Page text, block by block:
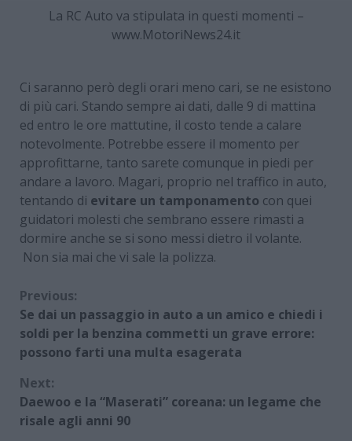
La RC Auto va stipulata in questi momenti –
www.MotoriNews24.it
Ci saranno però degli orari meno cari, se ne esistono
di più cari. Stando sempre ai dati, dalle 9 di mattina
ed entro le ore mattutine, il costo tende a calare
notevolmente. Potrebbe essere il momento per
approfittarne, tanto sarete comunque in piedi per
andare a lavoro. Magari, proprio nel traffico in auto,
tentando di evitare un tamponamento con quei
guidatori molesti che sembrano essere rimasti a
dormire anche se si sono messi dietro il volante.
Non sia mai che vi sale la polizza.
Continue
Reading
Previous:
Se dai un passaggio in auto a un amico e chiedi i
soldi per la benzina commetti un grave errore:
possono farti una multa esagerata
Next:
Daewoo e la “Maserati” coreana: un legame che
risale agli anni 90